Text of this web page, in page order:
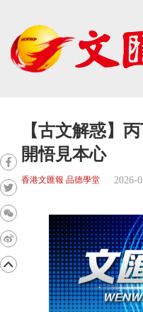
【古文解惑】
開悟見本心
香港文匯報 品德學堂 2026-